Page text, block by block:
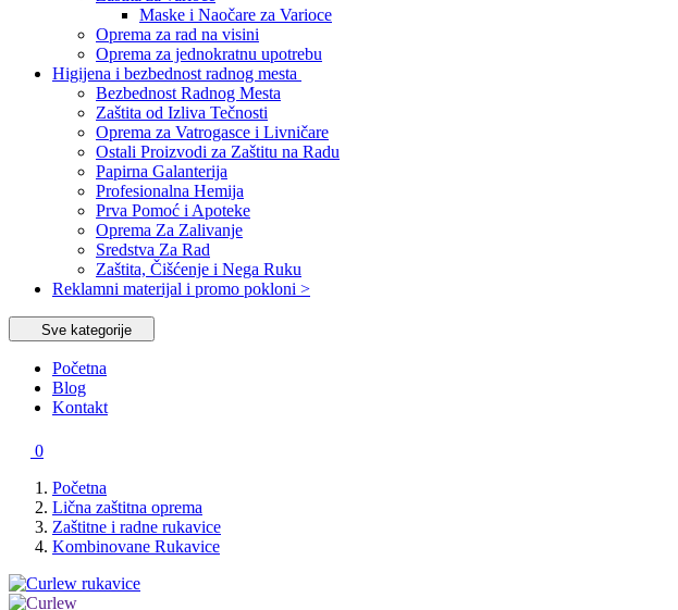
Maske i Naočare za Varioce
Oprema za rad na visini
Oprema za jednokratnu upotrebu
Higijena i bezbednost radnog mesta
Bezbednost Radnog Mesta
Zaštita od Izliva Tečnosti
Oprema za Vatrogasce i Livničare
Ostali Proizvodi za Zaštitu na Radu
Papirna Galanterija
Profesionalna Hemija
Prva Pomoć i Apoteke
Oprema Za Zalivanje
Sredstva Za Rad
Zaštita, Čišćenje i Nega Ruku
Reklamni materijal i promo pokloni >
Sve kategorije
Početna
Blog
Kontakt
0
Početna
Lična zaštitna oprema
Zaštitne i radne rukavice
Kombinovane Rukavice